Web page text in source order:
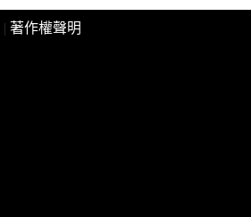
| 著作權聲明